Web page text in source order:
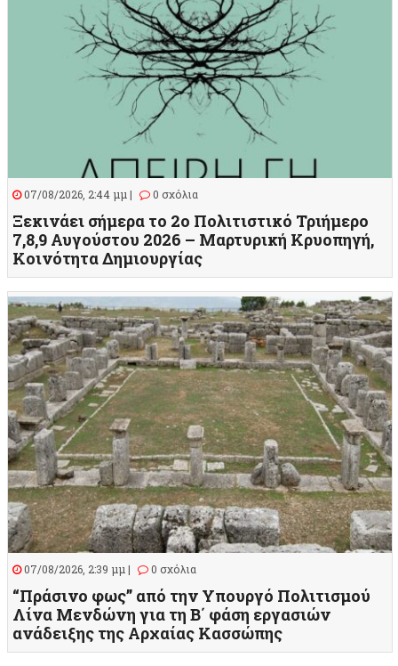
07/08/2026, 2:44 μμ | 0 σχόλια
Ξεκινάει σήμερα το 2ο Πολιτιστικό Τριήμερο
7,8,9 Αυγούστου 2026 – Μαρτυρική Κρυοπηγή,
Κοινότητα Δημιουργίας
07/08/2026, 2:39 μμ | 0 σχόλια
“Πράσινο φως” από την Υπουργό Πολιτισμού
Λίνα Μενδώνη για τη Β΄ φάση εργασιών
ανάδειξης της Αρχαίας Κασσώπης